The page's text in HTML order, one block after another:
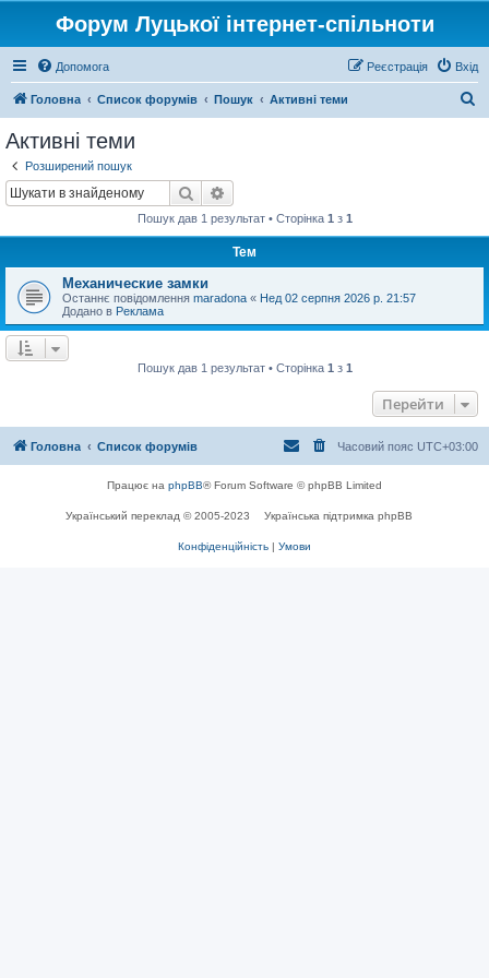
Форум Луцької інтернет-спільноти
Допомога Вхід
Реєстрація
Головна Список форумів Пошук Активні теми
Активні теми
Розширений пошук
Пошук
Пошук дав 1 результат • Сторінка 1 з 1
Тем
Механические замки
Останнє повідомлення maradona « Нед 02 серпня 2026 р. 21:57
Додано в Реклама
Пошук дав 1 результат • Сторінка 1 з 1
Перейти
Головна Список форумів Часовий пояс UTC+03:00
Працює на phpBB® Forum Software © phpBB Limited
Український переклад © 2005-2023 Українська підтримка phpBB
Конфіденційність | Умови